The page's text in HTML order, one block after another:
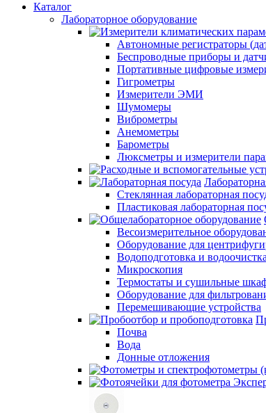
Каталог
Лабораторное оборудование
Автономные регистраторы
Беспроводные приборы и
Портативные цифровые
Гигрометры
Измерители ЭМИ
Шумомеры
Виброметры
Анемометры
Барометры
Люксметры и измерители
Стеклянная лабораторная
Пластиковая лабораторная
Весоизмерительное
Оборудование для
Водоподготовка и водоочистка
Микроскопия
Термостаты и сушильные
Оборудование для
Перемешивающие устройства
Почва
Вода
Донные отложения